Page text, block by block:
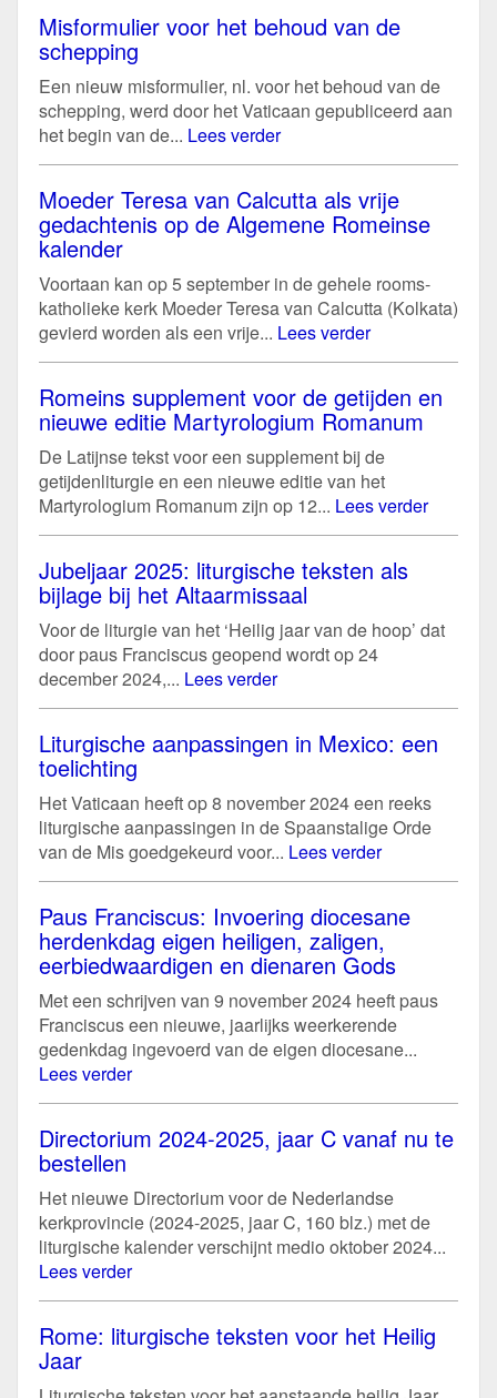
Misformulier voor het behoud van de
schepping
Een nieuw misformulier, nl. voor het behoud van de
schepping, werd door het Vaticaan gepubliceerd aan
het begin van de... Lees verder
Moeder Teresa van Calcutta als vrije
gedachtenis op de Algemene Romeinse
kalender
Voortaan kan op 5 september in de gehele rooms-
katholieke kerk Moeder Teresa van Calcutta (Kolkata)
gevierd worden als een vrije... Lees verder
Romeins supplement voor de getijden en
nieuwe editie Martyrologium Romanum
De Latijnse tekst voor een supplement bij de
getijdenliturgie en een nieuwe editie van het
Martyrologium Romanum zijn op 12... Lees verder
Jubeljaar 2025: liturgische teksten als
bijlage bij het Altaarmissaal
Voor de liturgie van het ‘Heilig jaar van de hoop’ dat
door paus Franciscus geopend wordt op 24
december 2024,... Lees verder
Liturgische aanpassingen in Mexico: een
toelichting
Het Vaticaan heeft op 8 november 2024 een reeks
liturgische aanpassingen in de Spaanstalige Orde
van de Mis goedgekeurd voor... Lees verder
Paus Franciscus: Invoering diocesane
herdenkdag eigen heiligen, zaligen,
eerbiedwaardigen en dienaren Gods
Met een schrijven van 9 november 2024 heeft paus
Franciscus een nieuwe, jaarlijks weerkerende
gedenkdag ingevoerd van de eigen diocesane...
Lees verder
Directorium 2024-2025, jaar C vanaf nu te
bestellen
Het nieuwe Directorium voor de Nederlandse
kerkprovincie (2024-2025, jaar C, 160 blz.) met de
liturgische kalender verschijnt medio oktober 2024...
Lees verder
Rome: liturgische teksten voor het Heilig
Jaar